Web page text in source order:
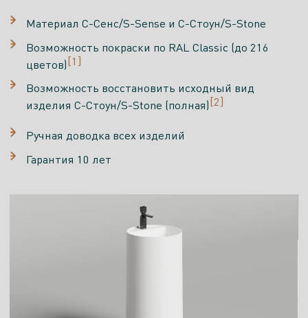
Материал С-Сенс/S-Sense и С-Стоун/S-Stone
Возможность покраски по RAL Classic (до 216
цветов)[1]
Возможность восстановить исходный вид
изделия С-Стоун/S-Stone (полная) [2]
Ручная доводка всех изделий
Гарантия 10 лет